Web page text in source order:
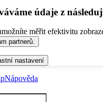
údaje z
měřit efektivitu
partnerů.
nastavení
Nápověda